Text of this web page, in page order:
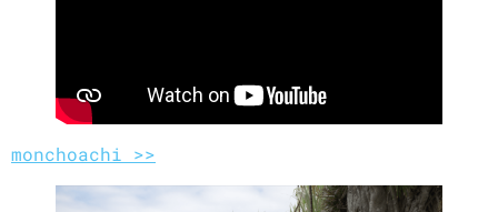
monchoachi >>